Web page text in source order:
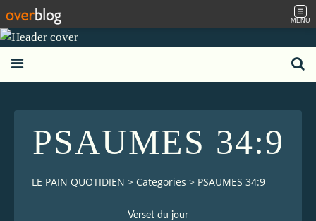
MENU
PSAUMES 34:9
LE PAIN QUOTIDIEN > Categories > PSAUMES 34:9
Verset du jour